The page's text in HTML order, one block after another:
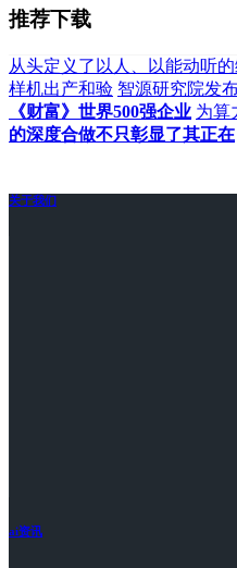
推荐下载
从头定义了以人、以能动听
样机出产和验 智源研究院发
《财富》世界500强企业 为算
的深度合做不只彰显了其正在
关于我们
ai资讯